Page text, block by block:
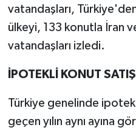
vatandaşları,
ülkeyi, 133 konutla İran
vatandaşları izledi.
İPOTEKLİ KONUT
Türkiye genelinde
geçen yılın aynı ayına